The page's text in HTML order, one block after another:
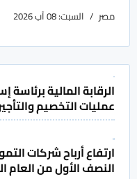
مصر السبت: 08 آب 2026
الرقابة المالية
عمليات التخصيم
ارتفاع أرباح شركات
النصف الأول من العام